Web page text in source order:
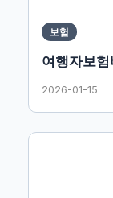
보험
여행자보
2026-01-15